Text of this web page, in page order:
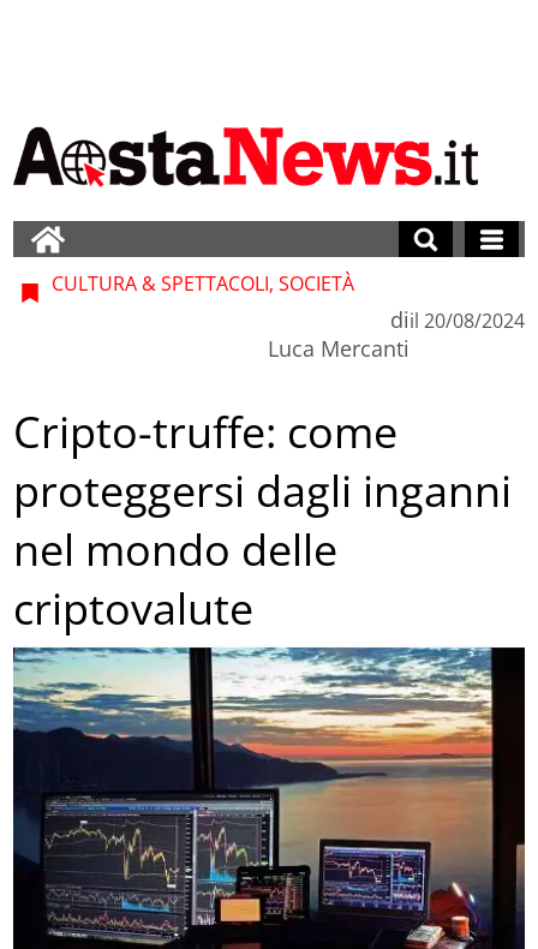
CULTURA & SPETTACOLI, SOCIETÀ
di
Luca Mercanti
il 20/08/2024
Cripto-truffe: come
proteggersi dagli inganni
nel mondo delle
criptovalute